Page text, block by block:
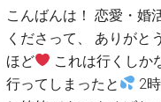
こんばんは！ 恋愛・
くださって、 ありが
ほど
これは行くしか
行ってしまったと
2